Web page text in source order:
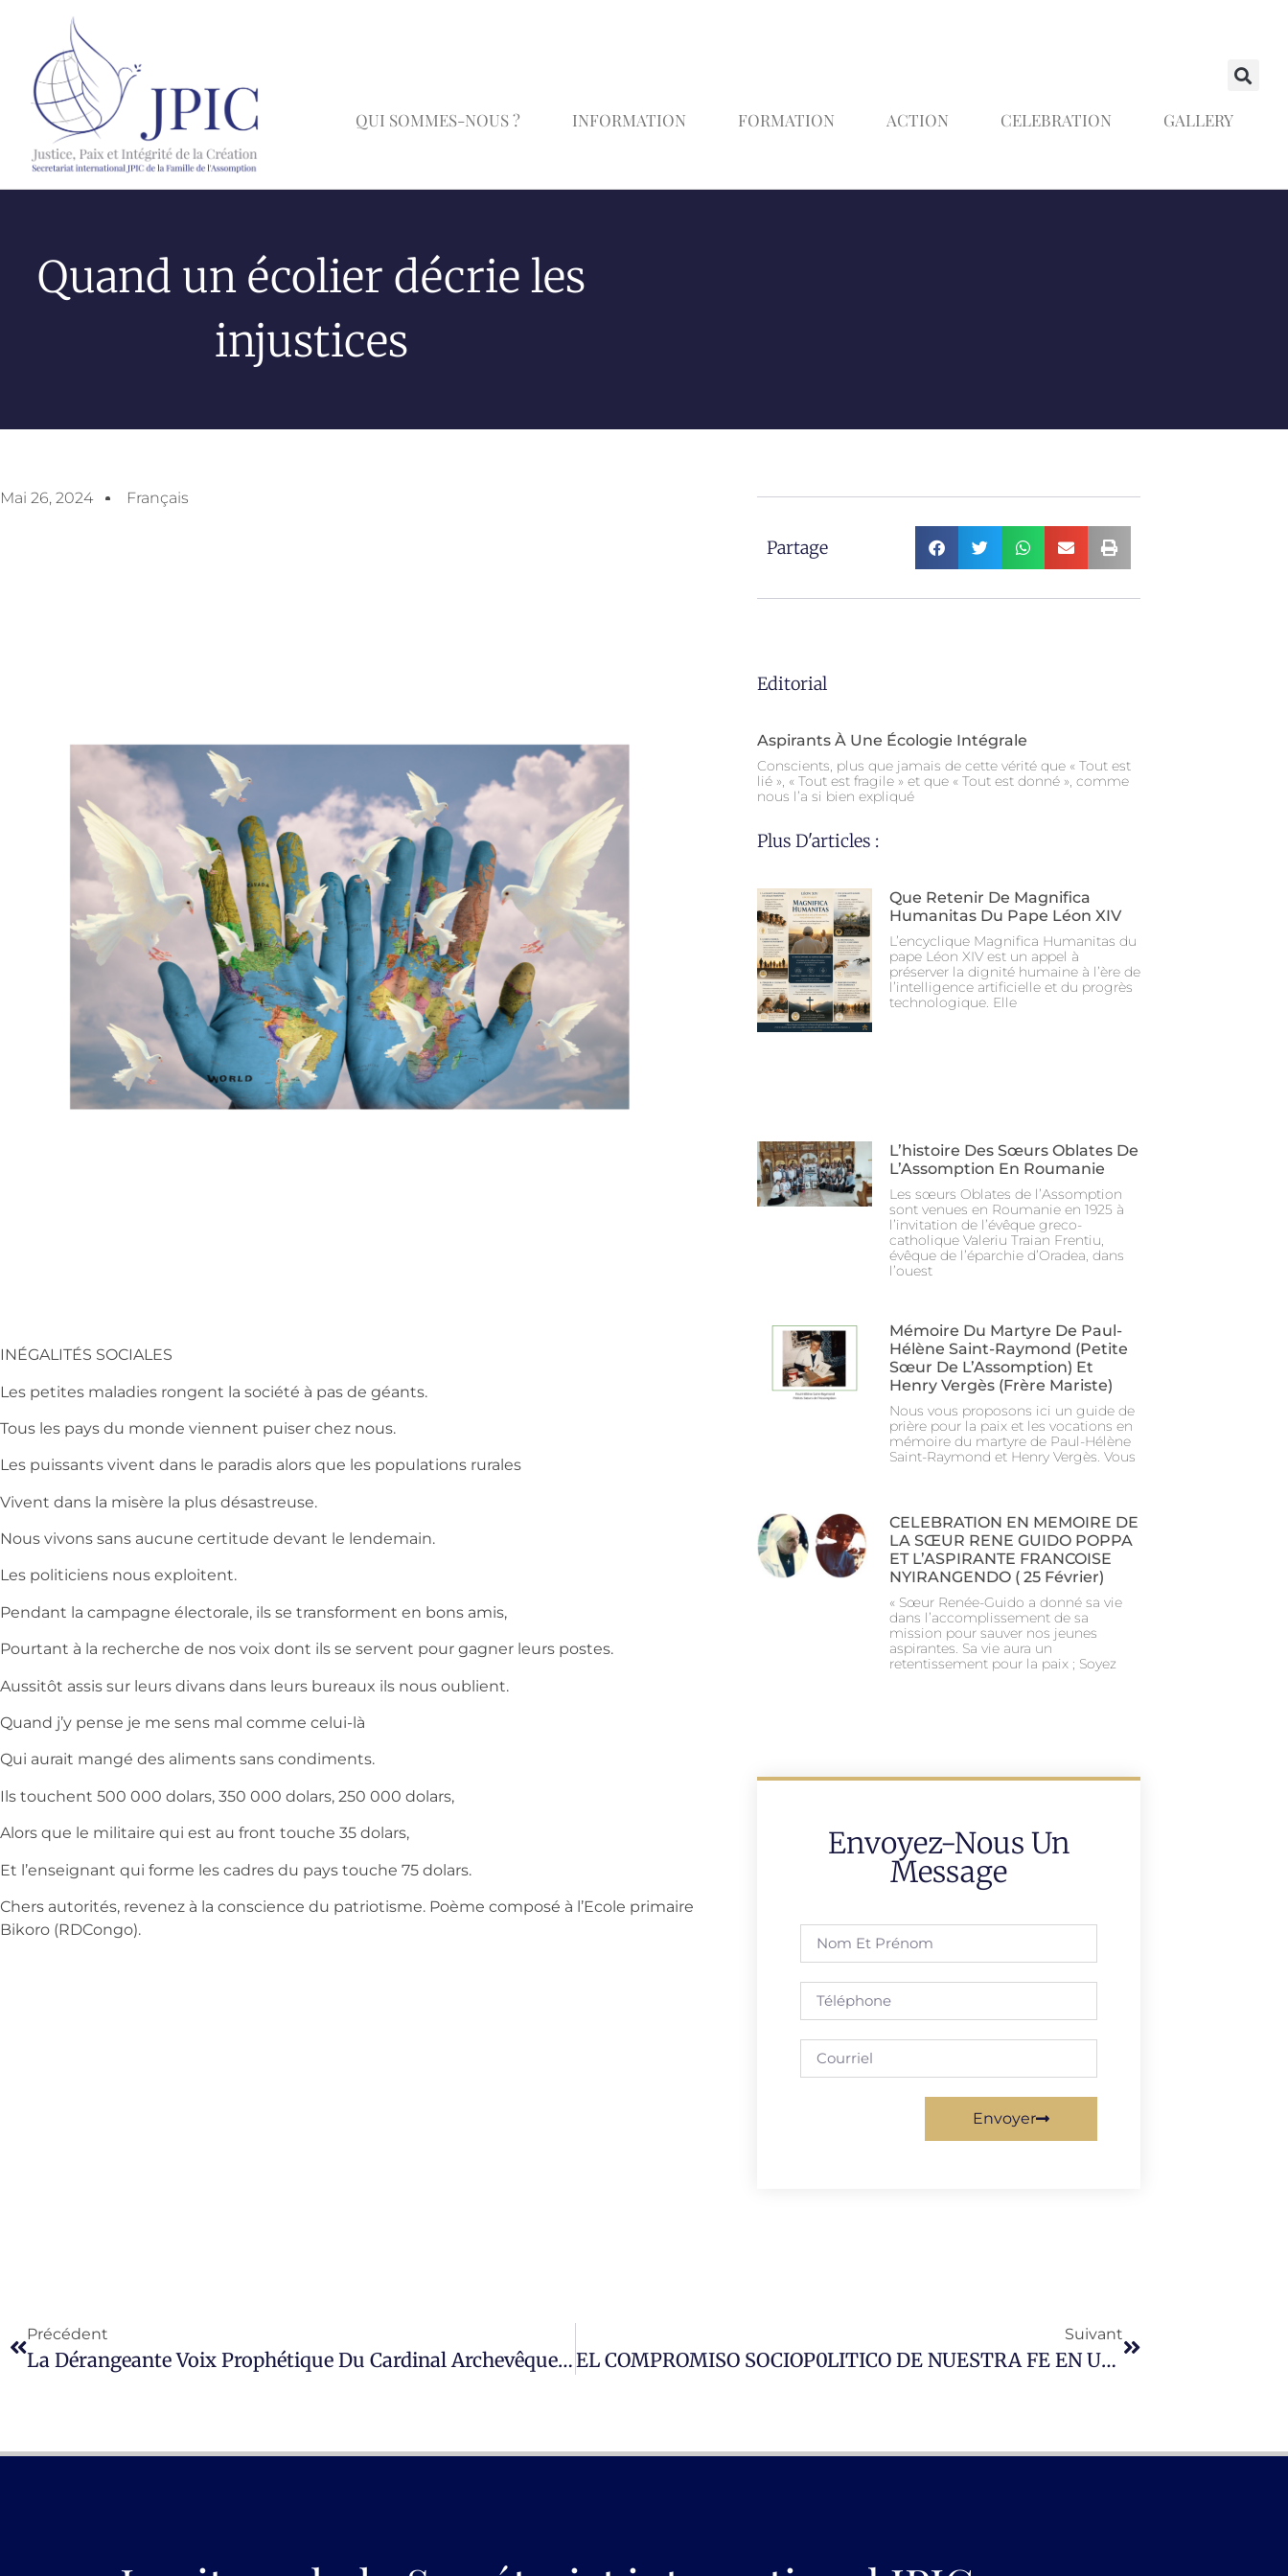
QUI SOMMES-NOUS ? INFORMATION FORMATION ACTION CELEBRATION GALLERY
Quand un écolier décrie les
injustices
Mai 26, 2024 Français
INÉGALITÉS SOCIALES
Les petites maladies rongent la société à pas de géants.
Tous les pays du monde viennent puiser chez nous.
Les puissants vivent dans le paradis alors que les populations rurales
Vivent dans la misère la plus désastreuse.
Nous vivons sans aucune certitude devant le lendemain.
Les politiciens nous exploitent.
Pendant la campagne électorale, ils se transforment en bons amis,
Pourtant à la recherche de nos voix dont ils se servent pour gagner leurs postes.
Aussitôt assis sur leurs divans dans leurs bureaux ils nous oublient.
Quand j’y pense je me sens mal comme celui-là
Qui aurait mangé des aliments sans condiments.
Ils touchent 500 000 dolars, 350 000 dolars, 250 000 dolars,
Alors que le militaire qui est au front touche 35 dolars,
Et l’enseignant qui forme les cadres du pays touche 75 dolars.
Chers autorités, revenez à la conscience du patriotisme. Poème composé à l’Ecole primaire
Bikoro (RDCongo).
Partage
Editorial
Aspirants À Une Écologie Intégrale
Conscients, plus que jamais de cette vérité que « Tout est
lié », « Tout est fragile » et que « Tout est donné », comme
nous l’a si bien expliqué
Plus D'articles :
Que Retenir De Magnifica
Humanitas Du Pape Léon XIV
L’encyclique Magnifica Humanitas du
pape Léon XIV est un appel à
préserver la dignité humaine à l’ère de
l’intelligence artificielle et du progrès
technologique. Elle
L’histoire Des Sœurs Oblates De
L’Assomption En Roumanie
Les sœurs Oblates de l’Assomption
sont venues en Roumanie en 1925 à
l’invitation de l’évêque greco-
catholique Valeriu Traian Frentiu,
évêque de l’éparchie d’Oradea, dans
l’ouest
Mémoire Du Martyre De Paul-
Hélène Saint-Raymond (Petite
Sœur De L’Assomption) Et
Henry Vergès (Frère Mariste)
Nous vous proposons ici un guide de
prière pour la paix et les vocations en
mémoire du martyre de Paul-Hélène
Saint-Raymond et Henry Vergès. Vous
CELEBRATION EN MEMOIRE DE
LA SŒUR RENE GUIDO POPPA
ET L’ASPIRANTE FRANCOISE
NYIRANGENDO ( 25 Février)
« Sœur Renée-Guido a donné sa vie
dans l’accomplissement de sa
mission pour sauver nos jeunes
aspirantes. Sa vie aura un
retentissement pour la paix ; Soyez
Envoyez-Nous Un
Message
Envoyer
Précédent
La Dérangeante Voix Prophétique Du Cardinal Archevêque De Kinshasa Fridolin Ambongo
Suivant
EL COMPROMISO SOCIOP0LITICO DE NUESTRA FE EN UN MUNDO CRUCIFICADO